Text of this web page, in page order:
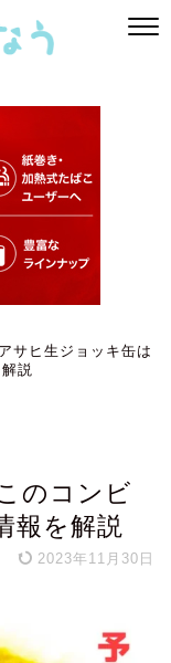
アサヒ生ジョッキ缶は
説
のコンビ
報を解説
2023年11月30日